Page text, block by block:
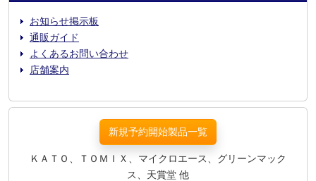
お知らせ掲示板
通販ガイド
よくあるお問い合わせ
店舗案内
新規予約開始製品一覧
ＫＡＴＯ、ＴＯＭＩＸ、マイクロエース、グリーンマック
ス、天賞堂 他